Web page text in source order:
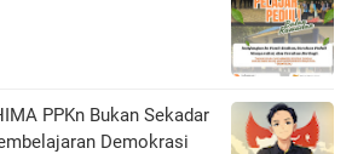
PPKn Bukan Sekadar
Demokrasi